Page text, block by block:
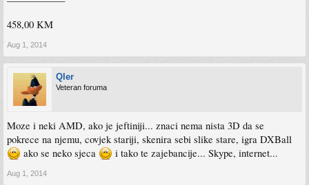
458,00 KM
Aug 1, 2014
Qler
Veteran foruma
Moze i neki AMD, ako je jeftiniji... znaci nema nista 3D da se
pokrece na njemu, covjek stariji, skenira sebi slike stare, igra DXBall
ako se neko sjeca
i tako te zajebancije... Skype, internet...
Aug 1, 2014